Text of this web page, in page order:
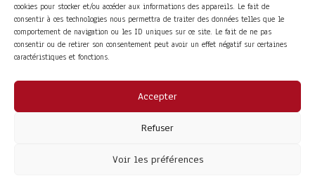
cookies pour stocker et/ou accéder aux informations des appareils. Le fait de
consentir à ces technologies nous permettra de traiter des données telles que le
comportement de navigation ou les ID uniques sur ce site. Le fait de ne pas
consentir ou de retirer son consentement peut avoir un effet négatif sur certaines
caractéristiques et fonctions.
Accepter
Refuser
Voir les préférences
Adhérer